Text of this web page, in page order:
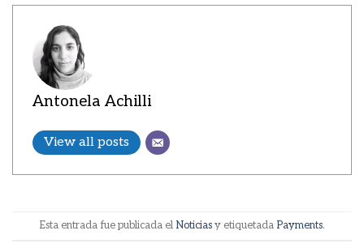
Antonela Achilli
View all posts
Esta entrada fue publicada el Noticiasy etiquetada Payments.